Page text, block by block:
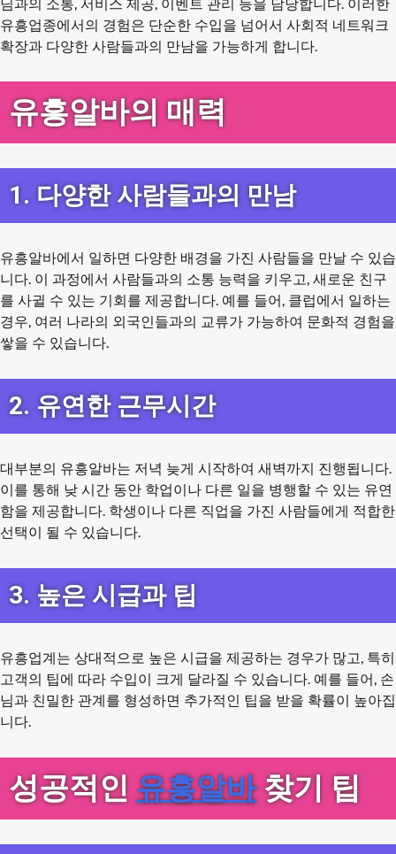
님과의 소통, 서비스 제공, 이벤트 관리 등을 담당합니다. 이러한
유흥업종에서의 경험은 단순한 수입을 넘어서 사회적 네트워크
확장과 다양한 사람들과의 만남을 가능하게 합니다.
유흥알바의 매력
1. 다양한 사람들과의 만남
유흥알바에서 일하면 다양한 배경을 가진 사람들을 만날 수 있습
니다. 이 과정에서 사람들과의 소통 능력을 키우고, 새로운 친구
를 사귈 수 있는 기회를 제공합니다. 예를 들어, 클럽에서 일하는
경우, 여러 나라의 외국인들과의 교류가 가능하여 문화적 경험을
쌓을 수 있습니다.
2. 유연한 근무시간
대부분의 유흥알바는 저녁 늦게 시작하여 새벽까지 진행됩니다.
이를 통해 낮 시간 동안 학업이나 다른 일을 병행할 수 있는 유연
함을 제공합니다. 학생이나 다른 직업을 가진 사람들에게 적합한
선택이 될 수 있습니다.
3. 높은 시급과 팁
유흥업계는 상대적으로 높은 시급을 제공하는 경우가 많고, 특히
고객의 팁에 따라 수입이 크게 달라질 수 있습니다. 예를 들어, 손
님과 친밀한 관계를 형성하면 추가적인 팁을 받을 확률이 높아집
니다.
성공적인 유흥알바찾기 팁